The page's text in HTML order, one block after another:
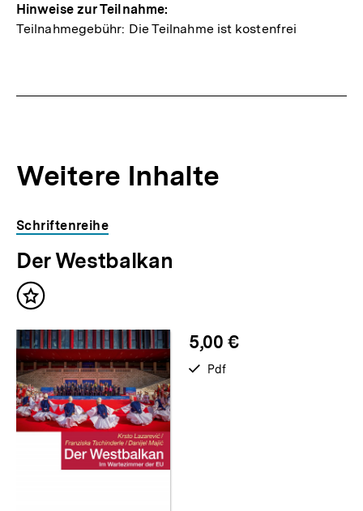
Hinweise zur Teilnahme:
Teilnahmegebühr: Die Teilnahme ist kostenfrei
Weitere Inhalte
Inhaltskarousell
für
weitere
Inhalte
Inhaltskarussell
überspringen
Schriftenreihe
Der Westbalkan
Inhalt
5,00 €
verfügbar
Pdf